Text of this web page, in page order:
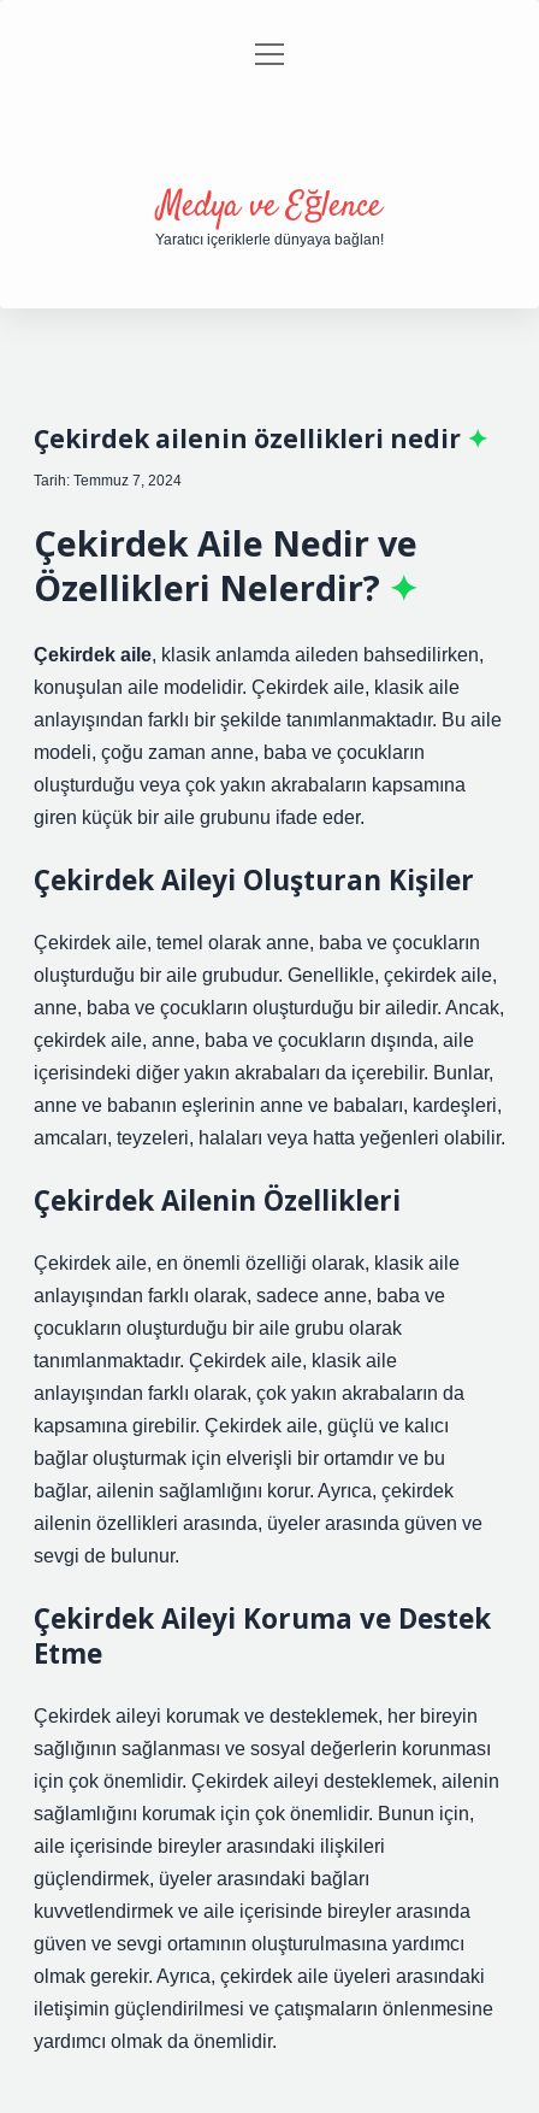
Gizlilik Politikası
menüyü
Medya ve Eğlence
Yaratıcı içeriklerle dünyaya bağlan!
Çekirdek ailenin özellikleri nedir
Tarih: Temmuz 7, 2024
Çekirdek Aile Nedir ve
Özellikleri Nelerdir?
Çekirdek aile, klasik anlamda aileden bahsedilirken,
konuşulan aile modelidir. Çekirdek aile, klasik aile
anlayışından farklı bir şekilde tanımlanmaktadır. Bu aile
modeli, çoğu zaman anne, baba ve çocukların
oluşturduğu veya çok yakın akrabaların kapsamına
giren küçük bir aile grubunu ifade eder.
Çekirdek Aileyi Oluşturan Kişiler
Çekirdek aile, temel olarak anne, baba ve çocukların
oluşturduğu bir aile grubudur. Genellikle, çekirdek aile,
anne, baba ve çocukların oluşturduğu bir ailedir. Ancak,
çekirdek aile, anne, baba ve çocukların dışında, aile
içerisindeki diğer yakın akrabaları da içerebilir. Bunlar,
anne ve babanın eşlerinin anne ve babaları, kardeşleri,
amcaları, teyzeleri, halaları veya hatta yeğenleri olabilir.
Çekirdek Ailenin Özellikleri
Çekirdek aile, en önemli özelliği olarak, klasik aile
anlayışından farklı olarak, sadece anne, baba ve
çocukların oluşturduğu bir aile grubu olarak
tanımlanmaktadır. Çekirdek aile, klasik aile
anlayışından farklı olarak, çok yakın akrabaların da
kapsamına girebilir. Çekirdek aile, güçlü ve kalıcı
bağlar oluşturmak için elverişli bir ortamdır ve bu
bağlar, ailenin sağlamlığını korur. Ayrıca, çekirdek
ailenin özellikleri arasında, üyeler arasında güven ve
sevgi de bulunur.
Çekirdek Aileyi Koruma ve Destek
Etme
Çekirdek aileyi korumak ve desteklemek, her bireyin
sağlığının sağlanması ve sosyal değerlerin korunması
için çok önemlidir. Çekirdek aileyi desteklemek, ailenin
sağlamlığını korumak için çok önemlidir. Bunun için,
aile içerisinde bireyler arasındaki ilişkileri
güçlendirmek, üyeler arasındaki bağları
kuvvetlendirmek ve aile içerisinde bireyler arasında
güven ve sevgi ortamının oluşturulmasına yardımcı
olmak gerekir. Ayrıca, çekirdek aile üyeleri arasındaki
iletişimin güçlendirilmesi ve çatışmaların önlenmesine
yardımcı olmak da önemlidir.